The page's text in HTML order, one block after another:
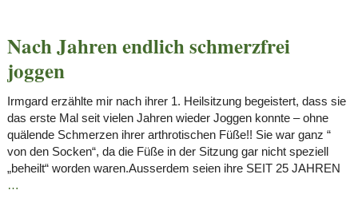
Nach Jahren endlich schmerzfrei
joggen
Irmgard erzählte mir nach ihrer 1. Heilsitzung begeistert, dass sie
das erste Mal seit vielen Jahren wieder Joggen konnte – ohne
quälende Schmerzen ihrer arthrotischen Füße!! Sie war ganz “
von den Socken“, da die Füße in der Sitzung gar nicht speziell
„beheilt“ worden waren.Ausserdem seien ihre SEIT 25 JAHREN
…